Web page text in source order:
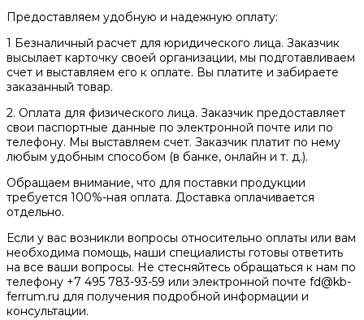
Предоставляем удобную и надежную оплату:
1 Безналичный расчет для юридического лица. Заказчик
высылает карточку своей организации, мы подготавливаем
счет и выставляем его к оплате. Вы платите и забираете
заказанный товар.
2. Оплата для физического лица. Заказчик предоставляет
свои паспортные данные по электронной почте или по
телефону. Мы выставляем счет. Заказчик платит по нему
любым удобным способом (в банке, онлайн и т. д.).
Обращаем внимание, что для поставки продукции
требуется 100%-ная оплата. Доставка оплачивается
отдельно.
Если у вас возникли вопросы относительно оплаты или вам
необходима помощь, наши специалисты готовы ответить
на все ваши вопросы. Не стесняйтесь обращаться к нам по
телефону +7 495 783-93-59 или электронной почте fd@kb-
ferrum.ru для получения подробной информации и
консультации.